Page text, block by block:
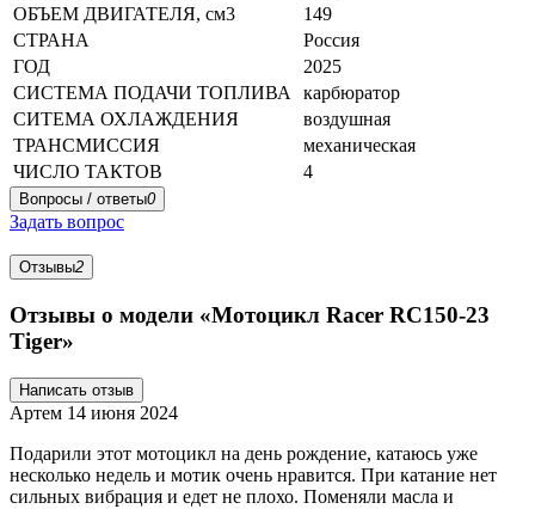
ОБЪЕМ ДВИГАТЕЛЯ, см3
149
СТРАНА
Россия
ГОД
2025
СИСТЕМА ПОДАЧИ ТОПЛИВА
карбюратор
СИТЕМА ОХЛАЖДЕНИЯ
воздушная
ТРАНСМИССИЯ
механическая
ЧИСЛО ТАКТОВ
4
Вопросы / ответы0
Задать вопрос
Отзывы2
Отзывы о модели «Мотоцикл Racer RC150-23
Tiger»
Написать отзыв
Артем 14 июня 2024
Подарили этот мотоцикл на день рождение, катаюсь уже
несколько недель и мотик очень нравится. При катание нет
сильных вибрация и едет не плохо. Поменяли масла и